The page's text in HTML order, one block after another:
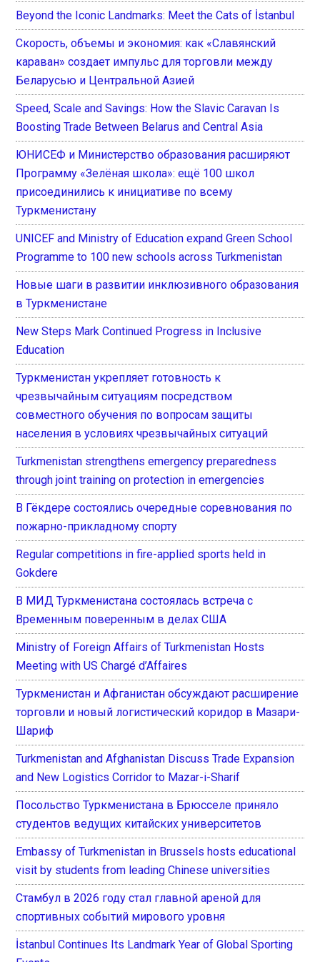
Beyond the Iconic Landmarks: Meet the Cats of İstanbul
Скорость, объемы и экономия: как «Славянский
караван» создает импульс для торговли между
Беларусью и Центральной Азией
Speed, Scale and Savings: How the Slavic Caravan Is
Boosting Trade Between Belarus and Central Asia
ЮНИСЕФ и Министерство образования расширяют
Программу «Зелёная школа»: ещё 100 школ
присоединились к инициативе по всему
Туркменистану
UNICEF and Ministry of Education expand Green School
Programme to 100 new schools across Turkmenistan
Новые шаги в развитии инклюзивного образования
в Туркменистане
New Steps Mark Continued Progress in Inclusive
Education
Туркменистан укрепляет готовность к
чрезвычайным ситуациям посредством
совместного обучения по вопросам защиты
населения в условиях чрезвычайных ситуаций
Turkmenistan strengthens emergency preparedness
through joint training on protection in emergencies
В Гёкдере состоялись очередные соревнования по
пожарно-прикладному спорту
Regular competitions in fire-applied sports held in
Gokdere
В МИД Туркменистана состоялась встреча с
Временным поверенным в делах США
Ministry of Foreign Affairs of Turkmenistan Hosts
Meeting with US Chargé d’Affaires
Туркменистан и Афганистан обсуждают расширение
торговли и новый логистический коридор в Мазари-
Шариф
Turkmenistan and Afghanistan Discuss Trade Expansion
and New Logistics Corridor to Mazar-i-Sharif
Посольство Туркменистана в Брюсселе приняло
студентов ведущих китайских университетов
Embassy of Turkmenistan in Brussels hosts educational
visit by students from leading Chinese universities
Стамбул в 2026 году стал главной ареной для
спортивных событий мирового уровня
İstanbul Continues Its Landmark Year of Global Sporting